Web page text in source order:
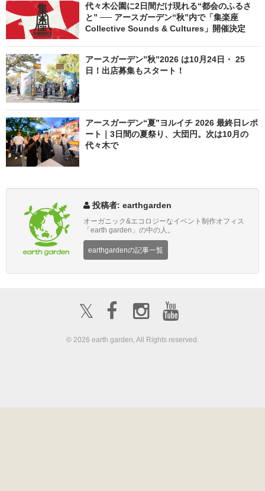
代々木公園に2日間だけ現れる“都会のふるさ
と” ── アースガーデン“秋”内で「集楽座
Collective Sounds & Cultures」開催決定
アースガーデン”秋”2026 は10月24日・ 25
日！出店募集もスタート！
アースガーデン“夏”ヨルイチ 2026 最終日レポ
ート｜3日間の夏祭り、大団円。次は10月の
代々木で
投稿者: earthgarden
オーガニック&エコロジーなイベント制作オフィス
「earth garden」の中の人。
earthgardenの記事一覧
𝕏
© 2026 earth garden, All Rights reserved.